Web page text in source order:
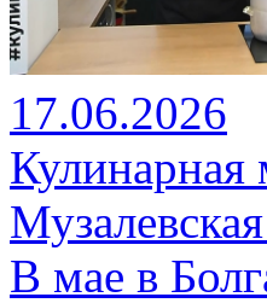
17.06.2026
В мае в